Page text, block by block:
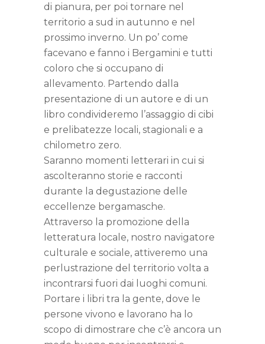
di pianura, per poi tornare nel
territorio a sud in autunno e nel
prossimo inverno. Un po’ come
facevano e fanno i Bergamini e tutti
coloro che si occupano di
allevamento. Partendo dalla
presentazione di un autore e di un
libro condivideremo l’assaggio di cibi
e prelibatezze locali, stagionali e a
chilometro zero.
Saranno momenti letterari in cui si
ascolteranno storie e racconti
durante la degustazione delle
eccellenze bergamasche.
Attraverso la promozione della
letteratura locale, nostro navigatore
culturale e sociale, attiveremo una
perlustrazione del territorio volta a
incontrarsi fuori dai luoghi comuni.
Portare i libri tra la gente, dove le
persone vivono e lavorano ha lo
scopo di dimostrare che c’è ancora un